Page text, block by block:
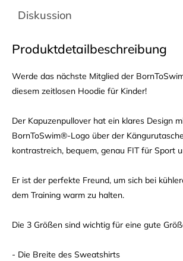
Diskussion
Produktdetailbeschreibung
Werde das nächste Mitglied der
diesem zeitlosen Hoodie für Kinder!
Der Kapuzenpullover hat ein klares Design
BornToSwim®-Logo über der
kontrastreich, bequem, genau FIT für Sport
Er ist der perfekte Freund, um sich bei
dem Training warm zu halten.
Die 3 Größen sind wichtig für eine gute
- Die Breite des Sweatshirts